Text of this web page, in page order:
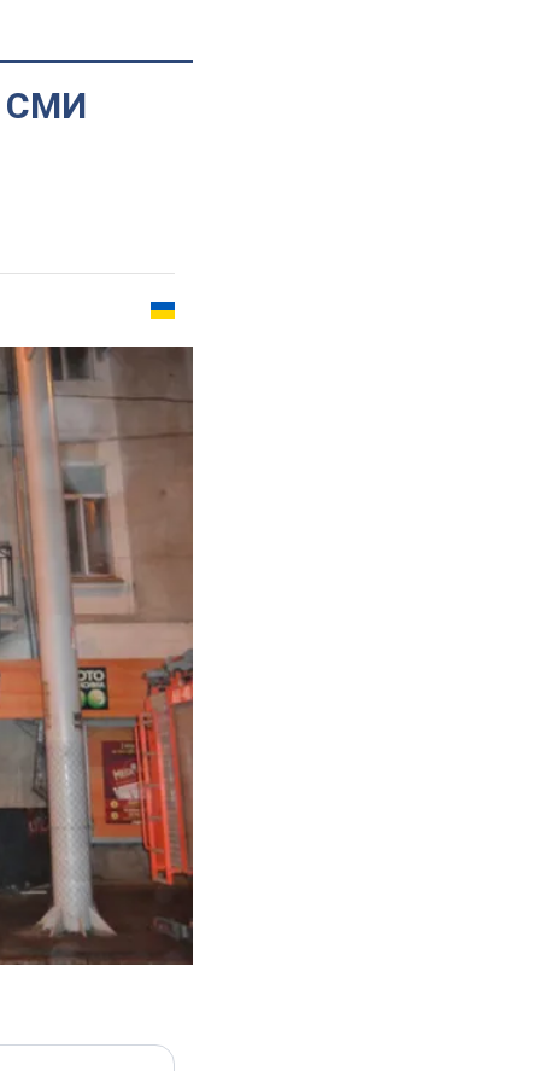
СМИ